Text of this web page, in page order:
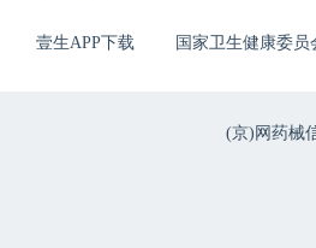
壹生APP下载 国家卫生健康委员
(京)网药械